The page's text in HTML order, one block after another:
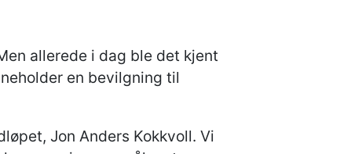
allerede i dag ble det kjent
en bevilgning til
Jon Anders Kokkvoll. Vi